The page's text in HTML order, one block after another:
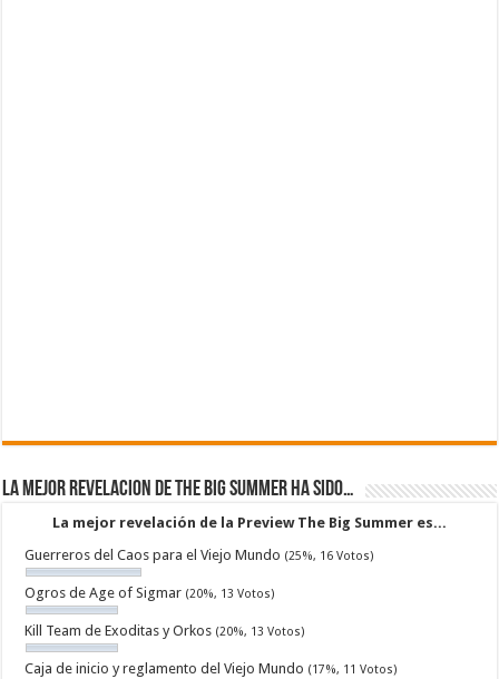
La mejor revelacion de The Big Summer ha sido…
La mejor revelación de la Preview The Big Summer es...
Guerreros del Caos para el Viejo Mundo (25%, 16 Votos)
Ogros de Age of Sigmar (20%, 13 Votos)
Kill Team de Exoditas y Orkos (20%, 13 Votos)
Caja de inicio y reglamento del Viejo Mundo (17%, 11 Votos)